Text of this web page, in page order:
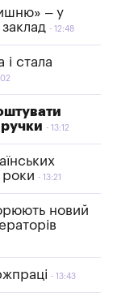
– у
12:48
стала
13:12
13:21
новий
13:43